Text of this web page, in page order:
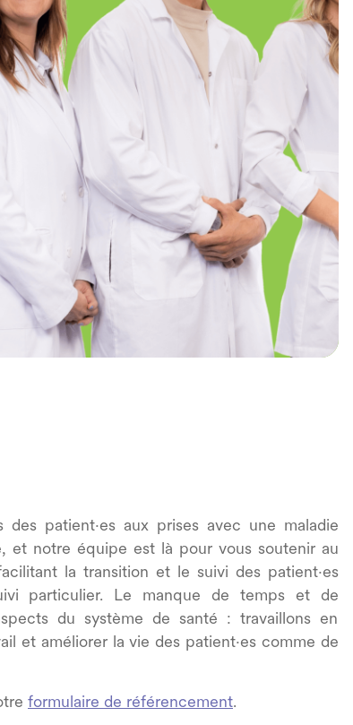
patient·es aux prises avec une maladie
et notre équipe est là pour vous soutenir au
la transition et le suivi des patient·es
particulier. Le manque de temps et de
du système de santé : travaillons en
et améliorer la vie des patient·es comme de
formulaire de référencement.